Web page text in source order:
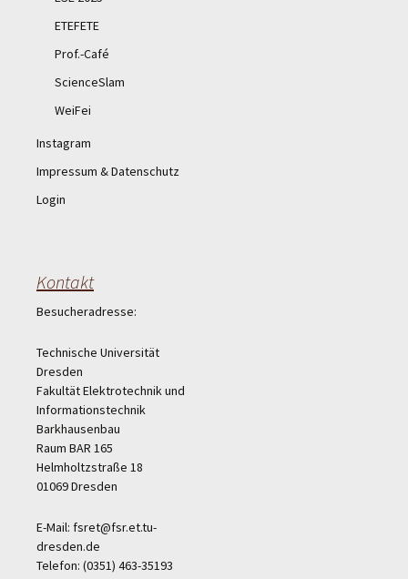
ETEFETE
Prof.-Café
ScienceSlam
WeiFei
Instagram
Impressum & Datenschutz
Login
Kontakt
Besucheradresse:
Technische Universität
Dresden
Fakultät Elektrotechnik und
Informationstechnik
Barkhausenbau
Raum BAR 165
Helmholtzstraße 18
01069 Dresden
E-Mail: fsret@fsr.et.tu-
dresden.de
Telefon: (0351) 463-35193